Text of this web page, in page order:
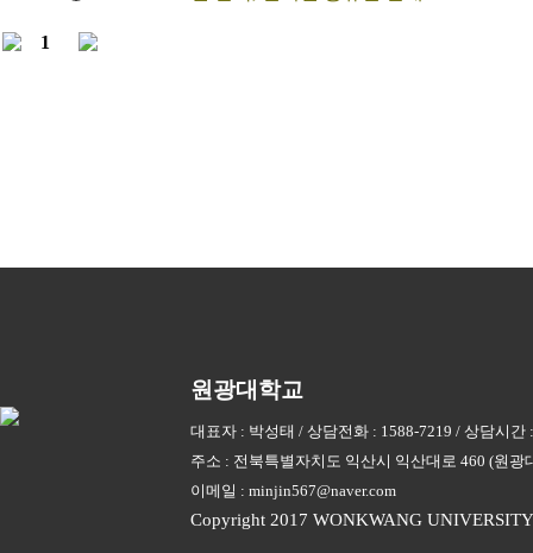
1
원광대학교
대표자 : 박성태 / 상담전화 : 1588-7219 / 상담시
주소 : 전북특별자치도 익산시 익산대로 460 (원
이메일 : minjin567@naver.com
Copyright 2017 WONKWANG